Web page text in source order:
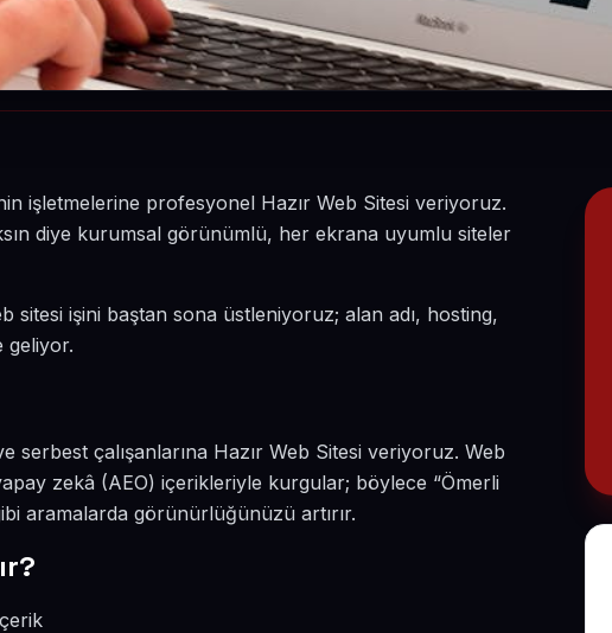
işletmelerine profesyonel Hazır Web Sitesi veriyoruz.
diye kurumsal görünümlü, her ekrana uyumlu siteler
sitesi işini baştan sona üstleniyoruz; alan adı, hosting,
geliyor.
serbest çalışanlarına Hazır Web Sitesi veriyoruz. Web
zekâ (AEO) içerikleriyle kurgular; böylece “Ömerli
aramalarda görünürlüğünüzü artırır.